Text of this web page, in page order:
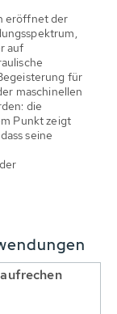
eröffnet der
auf
für
maschinellen
die
Punkt zeigt
seine